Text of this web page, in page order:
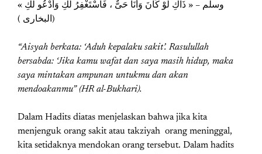
وسلم – « ذَاكِ لَوْ كَانَ وَأَنَا حَىٌّ ، فَأَسْتَغْفِرُ لَكِ وَأَدْعُو لَكِ »
(البخارى )
“Aisyah berkata: ‘Aduh kepalaku sakit’. Rasulullah
bersabda: ‘Jika kamu wafat dan saya masih hidup, maka
saya mintakan ampunan untukmu dan akan
mendoakanmu” (HR al-Bukhari).
Dalam Hadits diatas menjelaskan bahwa jika kita
menjenguk orang sakit atau takziyah orang meninggal,
kita setidaknya mendokan orang tersebut. Dalam hadits